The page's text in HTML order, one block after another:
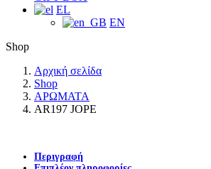
EL
EN
Shop
Αρχική σελίδα
Shop
ΑΡΩΜΑΤΑ
AR197 JOPE
Περιγραφή